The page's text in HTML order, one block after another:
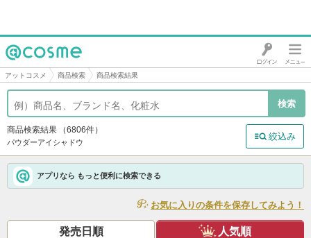
@cosme
アットコスメ 商品検索 商品検索結果
商品検索結果 （6806件）
パウダーアイシャドウ
絞込み
アプリなら もっと便利に検索できる
お気に入りの条件を保存してみよう！
発売日順 人気順